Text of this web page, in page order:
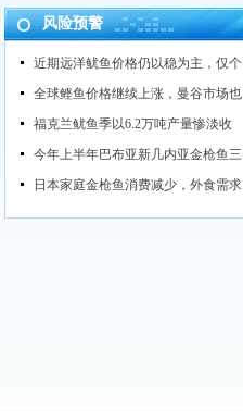
风险预警
近期远洋鱿鱼价格仍以稳为主，仅个
全球鲣鱼价格继续上涨，曼谷市场也
福克兰鱿鱼季以6.2万吨产量惨淡收
今年上半年巴布亚新几内亚金枪鱼三
日本家庭金枪鱼消费减少，外食需求